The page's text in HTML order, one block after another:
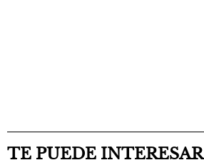
TE PUEDE INTERESAR